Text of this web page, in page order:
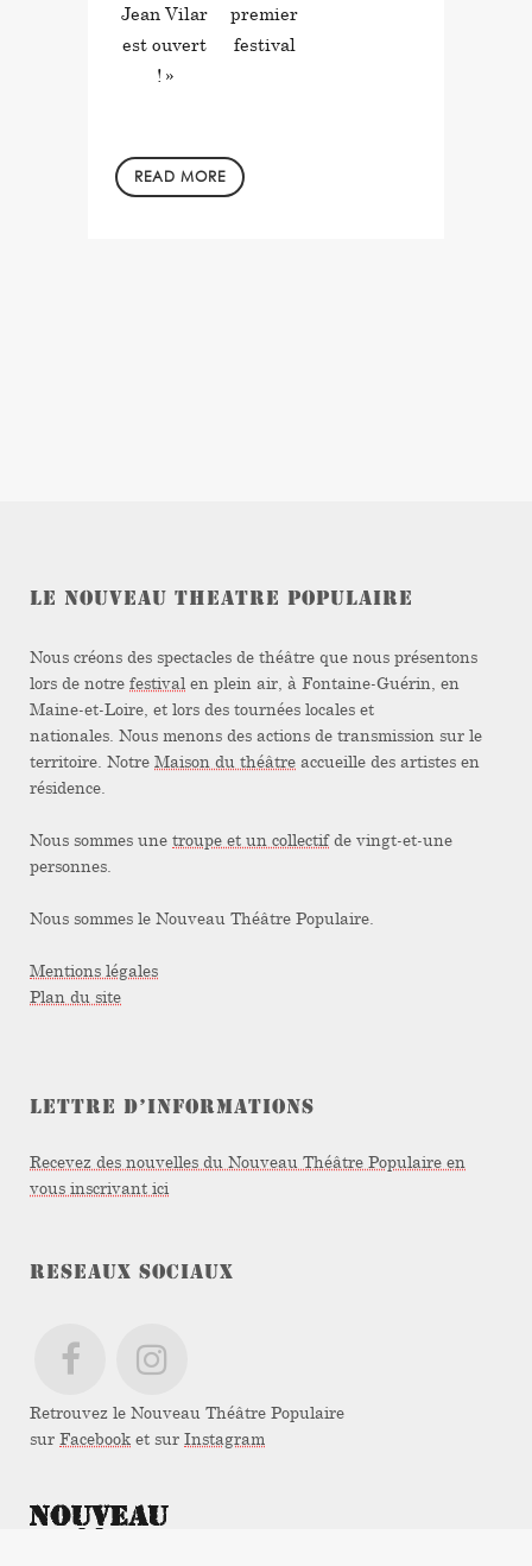
Jean Vilar
est ouvert
! »
premier
festival
READ MORE
LE NOUVEAU THEATRE POPULAIRE
Nous créons des spectacles de théâtre que nous présentons
lors de notre festival en plein air, à Fontaine-Guérin, en
Maine-et-Loire, et lors des tournées locales et
nationales. Nous menons des actions de transmission sur le
territoire. Notre Maison du théâtre accueille des artistes en
résidence.
Nous sommes une troupe et un collectifde vingt-et-une
personnes.
Nous sommes le Nouveau Théâtre Populaire.
Mentions légales
Plan du site
LETTRE D’INFORMATIONS
Recevez des nouvelles du Nouveau Théâtre Populaire en
vous inscrivant ici
RESEAUX SOCIAUX
Retrouvez le Nouveau Théâtre Populaire
sur Facebook et sur Instagram